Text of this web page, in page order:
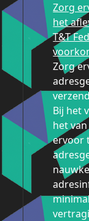
Zorg
het
T&T
Zorg
Bij het
het
ervoor